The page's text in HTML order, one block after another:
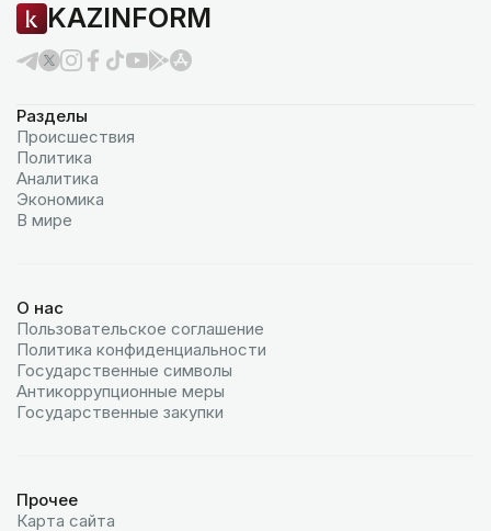
KAZINFORM
Разделы
Происшествия
Политика
Аналитика
Экономика
В мире
О нас
Пользовательское соглашение
Политика конфиденциальности
Государственные символы
Антикоррупционные меры
Государственные закупки
Прочее
Карта сайта